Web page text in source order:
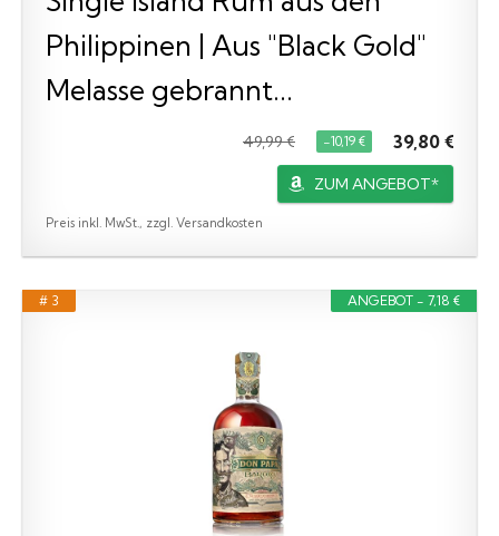
Philippinen | Aus "Black Gold"
Melasse gebrannt...
49,99 € −10,19 € 39,80 €
ZUM ANGEBOT*
Preis inkl. MwSt., zzgl. Versandkosten
ANGEBOT - 7,18 €
# 3